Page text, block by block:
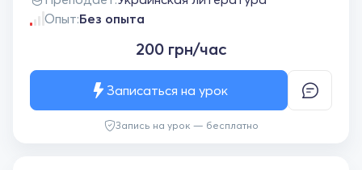
Опыт:Без опыта
200 грн/час
Запись на урок — бесплатно
Записаться на урок